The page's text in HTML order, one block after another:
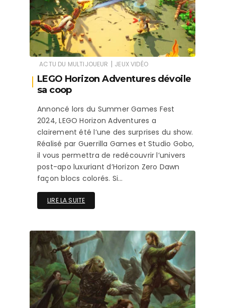
ACTU DU MULTIJOUEUR | JEUX VIDÉO
LEGO Horizon Adventures dévoile
sa coop
Annoncé lors du Summer Games Fest
2024, LEGO Horizon Adventures a
clairement été l’une des surprises du show.
Réalisé par Guerrilla Games et Studio Gobo,
il vous permettra de redécouvrir l’univers
post-apo luxuriant d’Horizon Zero Dawn
façon blocs colorés. Si…
LIRE LA SUITE